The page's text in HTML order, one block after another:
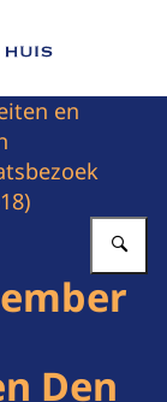
Huis
en
Den